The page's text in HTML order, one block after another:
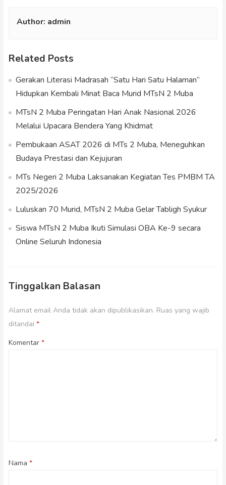
Author: admin
Related Posts
Gerakan Literasi Madrasah “Satu Hari Satu Halaman”
Hidupkan Kembali Minat Baca Murid MTsN 2 Muba
MTsN 2 Muba Peringatan Hari Anak Nasional 2026
Melalui Upacara Bendera Yang Khidmat
Pembukaan ASAT 2026 di MTs 2 Muba, Meneguhkan
Budaya Prestasi dan Kejujuran
MTs Negeri 2 Muba Laksanakan Kegiatan Tes PMBM TA
2025/2026
Luluskan 70 Murid, MTsN 2 Muba Gelar Tabligh Syukur
Siswa MTsN 2 Muba Ikuti Simulasi OBA Ke-9 secara
Online Seluruh Indonesia
Tinggalkan Balasan
Alamat email Anda tidak akan dipublikasikan. Ruas yang wajib
ditandai *
Komentar *
Nama *